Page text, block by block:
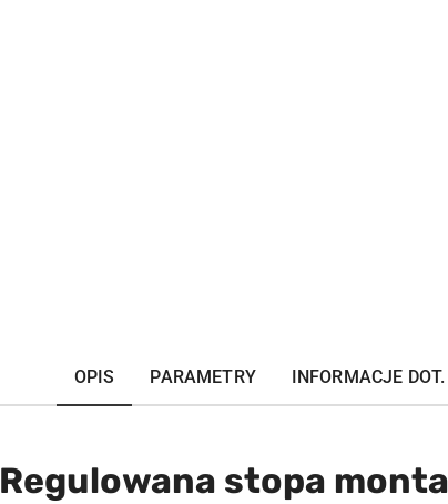
OPIS PARAMETRY INFORMACJE
Regulowana stopa